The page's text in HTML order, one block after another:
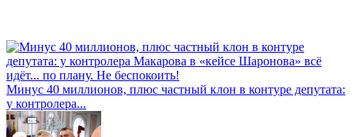
Минус 40 миллионов, плюс частный клон в контуре депутата:
у контролера...